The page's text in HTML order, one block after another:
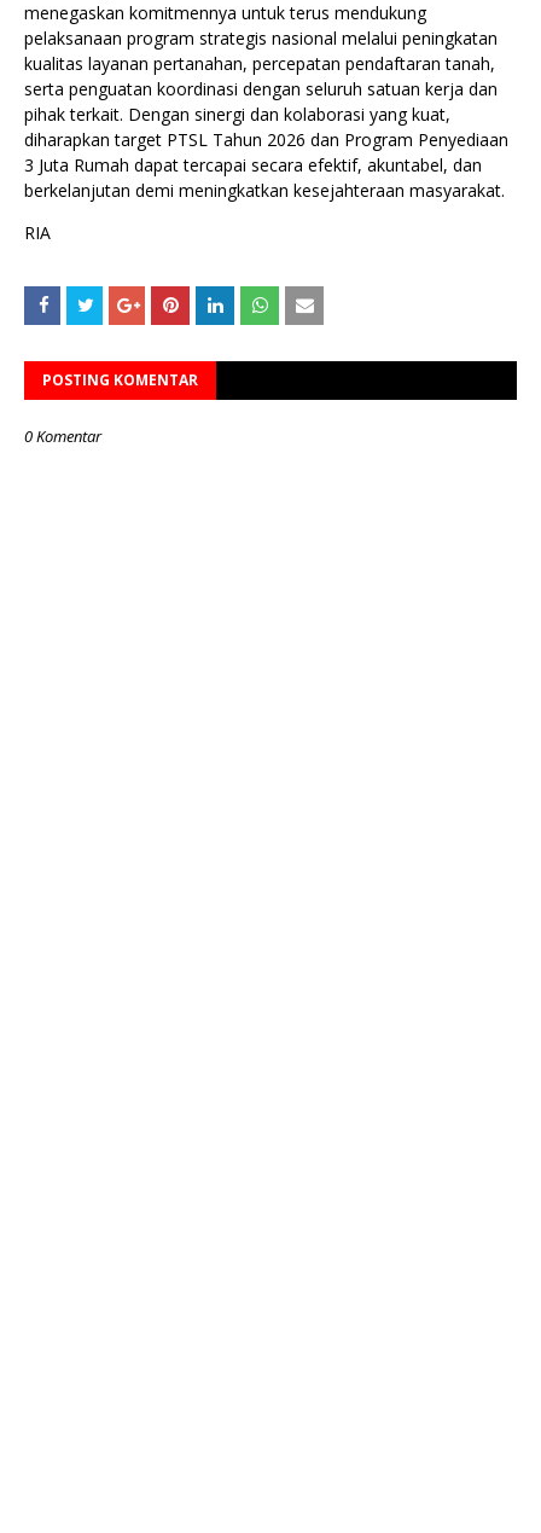
menegaskan komitmennya untuk terus mendukung
pelaksanaan program strategis nasional melalui peningkatan
kualitas layanan pertanahan, percepatan pendaftaran tanah,
serta penguatan koordinasi dengan seluruh satuan kerja dan
pihak terkait. Dengan sinergi dan kolaborasi yang kuat,
diharapkan target PTSL Tahun 2026 dan Program Penyediaan
3 Juta Rumah dapat tercapai secara efektif, akuntabel, dan
berkelanjutan demi meningkatkan kesejahteraan masyarakat.
RIA
POSTING KOMENTAR
0 Komentar